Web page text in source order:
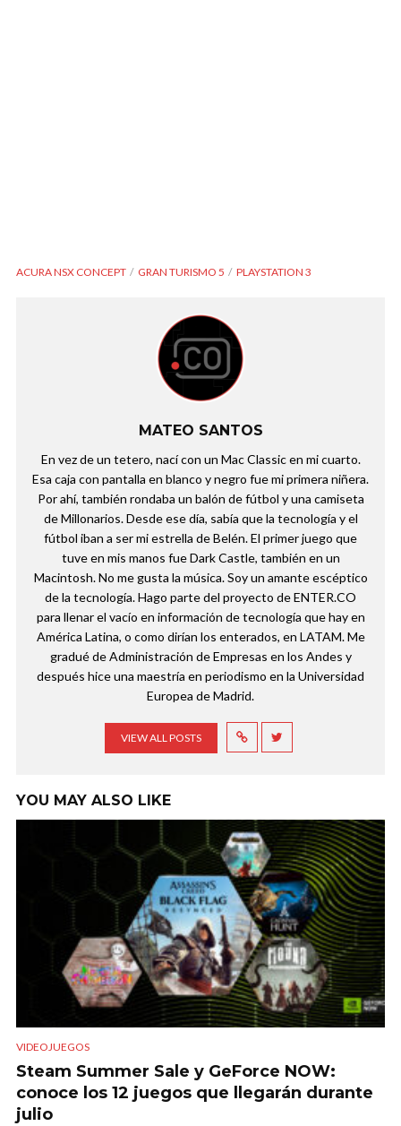
ACURA NSX CONCEPT GRAN TURISMO 5 PLAYSTATION 3
MATEO SANTOS
En vez de un tetero, nací con un Mac Classic en mi cuarto.
Esa caja con pantalla en blanco y negro fue mi primera niñera.
Por ahí, también rondaba un balón de fútbol y una camiseta
de Millonarios. Desde ese día, sabía que la tecnología y el
fútbol iban a ser mi estrella de Belén. El primer juego que
tuve en mis manos fue Dark Castle, también en un
Macintosh. No me gusta la música. Soy un amante escéptico
de la tecnología. Hago parte del proyecto de ENTER.CO
para llenar el vacío en información de tecnología que hay en
América Latina, o como dirían los enterados, en LATAM. Me
gradué de Administración de Empresas en los Andes y
después hice una maestría en periodismo en la Universidad
Europea de Madrid.
VIEW ALL POSTS
YOU MAY ALSO LIKE
VIDEOJUEGOS
Steam Summer Sale y GeForce NOW:
conoce los 12 juegos que llegarán durante
julio